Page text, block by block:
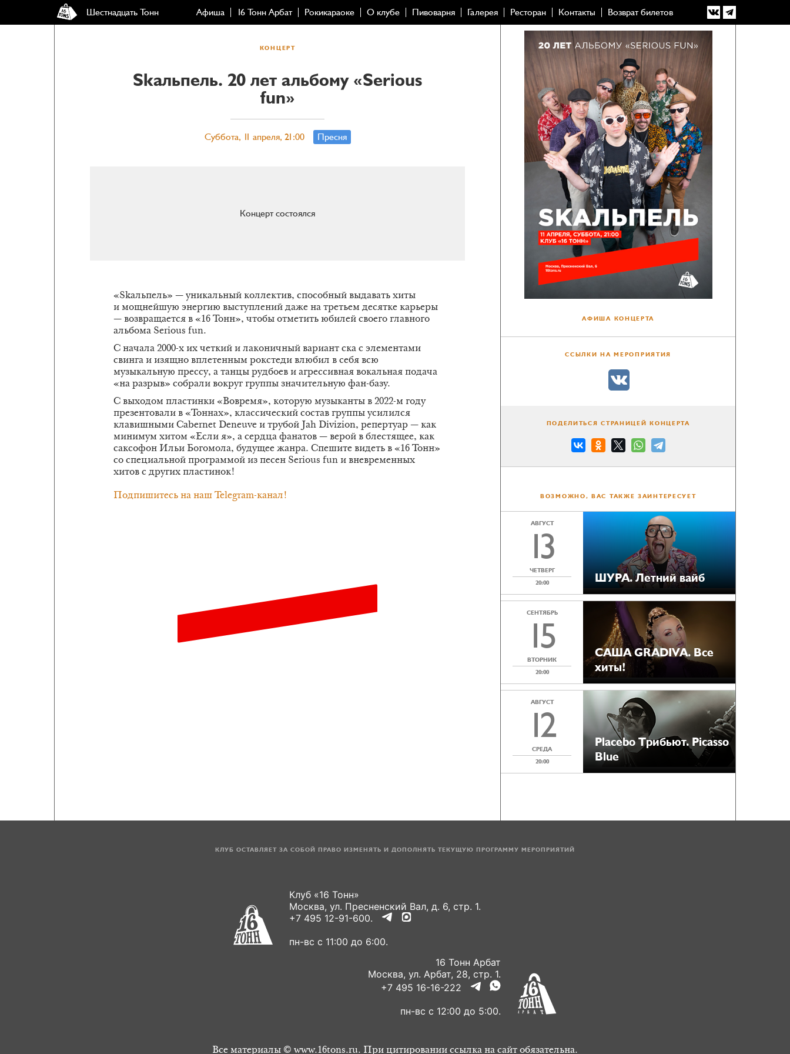
Шестнадцать Тонн Афиша 16 Тонн Арбат Рокикараоке О клубе Пивоварня Галерея Ресторан Контакты Возврат билетов
КОНЦЕРТ
Skaльпель. 20 лет альбому «Serious
fun»
Суббота, 11 апреля, 21:00 Пресня
Концерт состоялся
«Skaльпель» — уникальный коллектив, способный выдавать хиты
и мощнейшую энергию выступлений даже на третьем десятке карьеры
— возвращается в «16 Тонн», чтобы отметить юбилей своего главного
альбома Serious fun.
С начала 2000-х их четкий и лаконичный вариант ска с элементами
свинга и изящно вплетенным рокстеди влюбил в себя всю
музыкальную прессу, а танцы рудбоев и агрессивная вокальная подача
«на разрыв» собрали вокруг группы значительную фан-базу.
С выходом пластинки «Вовремя», которую музыканты в 2022-м году
презентовали в «Тоннах», классический состав группы усилился
клавишными Cabernet Deneuve и трубой Jah Divizion, репертуар — как
минимум хитом «Если я», а сердца фанатов — верой в блестящее, как
саксофон Ильи Богомола, будущее жанра. Спешите видеть в «16 Тонн»
со специальной программой из песен Serious fun и вневременных
хитов с других пластинок!
Подпишитесь на наш Telegram-канал!
АФИША КОНЦЕРТА
ССЫЛКИ НА МЕРОПРИЯТИЯ
ПОДЕЛИТЬСЯ СТРАНИЦЕЙ КОНЦЕРТА
ВОЗМОЖНО, ВАС ТАКЖЕ ЗАИНТЕРЕСУЕТ
АВГУСТ
13
ЧЕТВЕРГ
20:00
ШУРА. Летний вайб
СЕНТЯБРЬ
15
ВТОРНИК
20:00
САША GRADIVA. Все
хиты!
АВГУСТ
12
СРЕДА
20:00
Placebo Tрибьют. Picasso
Blue
КЛУБ ОСТАВЛЯЕТ ЗА СОБОЙ ПРАВО ИЗМЕНЯТЬ И ДОПОЛНЯТЬ ТЕКУЩУЮ ПРОГРАММУ МЕРОПРИЯТИЙ
Клуб «16 Тонн»
Москва, ул. Пресненский Вал, д. 6, стр. 1.
+7 495 12-91-600.
пн-вс с 11:00 до 6:00.
16 Тонн Арбат
Москва, ул. Арбат, 28, стр. 1.
+7 495 16-16-222
пн-вс с 12:00 до 5:00.
Все материалы © www.16tons.ru. При цитировании ссылка на сайт обязательна.